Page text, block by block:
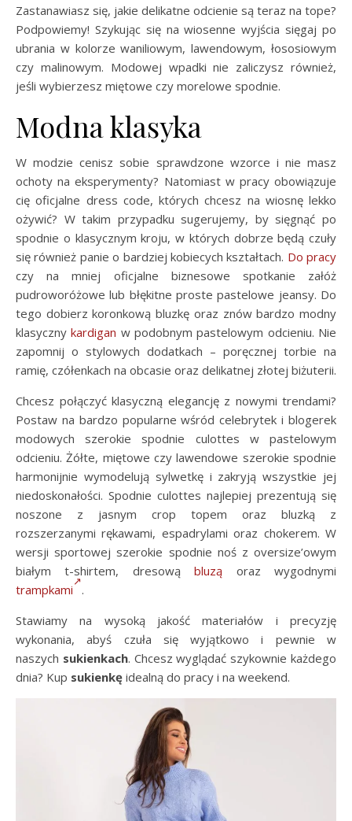
Zastanawiasz się, jakie delikatne odcienie są teraz na tope?
Podpowiemy! Szykując się na wiosenne wyjścia sięgaj po
ubrania w kolorze waniliowym, lawendowym, łososiowym
czy malinowym. Modowej wpadki nie zaliczysz również,
jeśli wybierzesz miętowe czy morelowe spodnie.
Modna klasyka
W modzie cenisz sobie sprawdzone wzorce i nie masz
ochoty na eksperymenty? Natomiast w pracy obowiązuje
cię oficjalne dress code, których chcesz na wiosnę lekko
ożywić? W takim przypadku sugerujemy, by sięgnąć po
spodnie o klasycznym kroju, w których dobrze będą czuły
się również panie o bardziej kobiecych kształtach. Do pracy
czy na mniej oficjalne biznesowe spotkanie załóż
pudroworóżowe lub błękitne proste pastelowe jeansy. Do
tego dobierz koronkową bluzkę oraz znów bardzo modny
klasycznykardigan w podobnym pastelowym odcieniu. Nie
zapomnij o stylowych dodatkach – poręcznej torbie na
ramię, czółenkach na obcasie oraz delikatnej złotej biżuterii.
Chcesz połączyć klasyczną elegancję z nowymi trendami?
Postaw na bardzo popularne wśród celebrytek i blogerek
modowych szerokie spodnie culottes w pastelowym
odcieniu. Żółte, miętowe czy lawendowe szerokie spodnie
harmonijnie wymodelują sylwetkę i zakryją wszystkie jej
niedoskonałości. Spodnie culottes najlepiej prezentują się
noszone z jasnym crop topem oraz bluzką z
rozszerzanymi rękawami, espadrylami oraz chokerem. W
wersji sportowej szerokie spodnie noś z oversize’owym
białym t-shirtem, dresowąbluzą oraz wygodnymi
trampkami
.
Stawiamy na wysoką jakość materiałów i precyzję
wykonania, abyś czuła się wyjątkowo i pewnie w
naszych sukienkach. Chcesz wyglądać szykownie każdego
dnia? Kup sukienkę idealną do pracy i na weekend.